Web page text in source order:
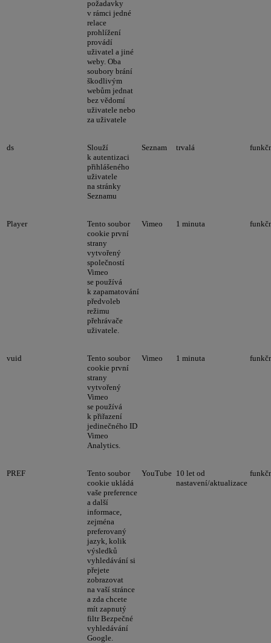
požadavky
v rámci jedné
relace
prohlížení
provádí
uživatel a jiné
weby. Oba
soubory brání
škodlivým
webům jednat
bez vědomí
uživatele nebo
za uživatele
ds
Slouží
k autentizaci
přihlášeného
uživatele
na stránky
Seznamu
Seznam trvalá
Player
Tento soubor
cookie první
strany
vytvořený
společností
Vimeo
se používá
k zapamatování
předvoleb
režimu
přehrávače
uživatele.
Vimeo 1 minuta
vuid
Tento soubor
cookie první
strany
vytvořený
Vimeo
se používá
k přiřazení
jedinečného ID
Vimeo
Analytics.
Vimeo 1 minuta
PREF
Tento soubor
cookie ukládá
vaše preference
a další
informace,
zejména
preferovaný
jazyk, kolik
výsledků
vyhledávání si
přejete
zobrazovat
na vaší stránce
a zda chcete
mít zapnutý
filtr Bezpečné
vyhledávání
Google.
YouTube 10 let od
nastavení/aktualizace